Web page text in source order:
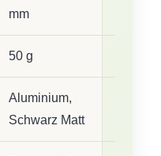
mm
50 g
Aluminium,
Schwarz Matt